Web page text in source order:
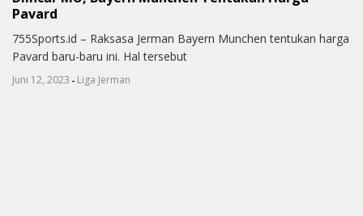
Pavard
755Sports.id – Raksasa Jerman Bayern Munchen tentukan harga
Pavard baru-baru ini. Hal tersebut
Juni 12, 2023 - Liga Jerman